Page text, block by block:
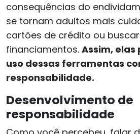
consequências do
se tornam adultos mais
cartões de crédito ou
financiamentos. Assim,
uso dessas ferramentas
responsabilidade.
Desenvolvimento de
responsabilidade